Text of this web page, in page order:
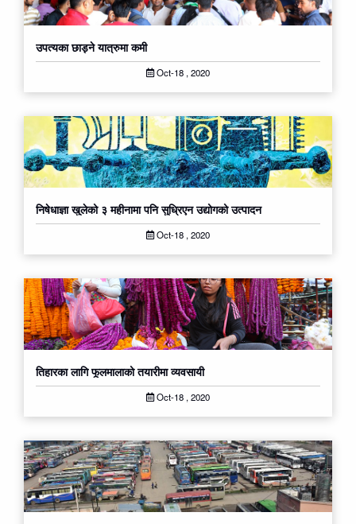
उपत्यका छाड्ने यात्रुमा कमी
Oct-18 , 2020
निषेधाज्ञा खुलेको ३ महीनामा पनि सुध्रिएन उद्योगको उत्पादन
Oct-18 , 2020
तिहारका लागि फूलमालाको तयारीमा व्यवसायी
Oct-18 , 2020